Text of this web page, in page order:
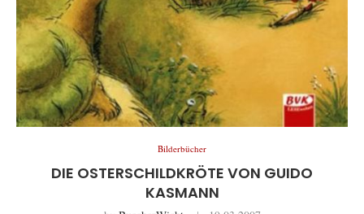
Bilderbücher
DIE OSTERSCHILDKRÖTE VON GUIDO
KASMANN